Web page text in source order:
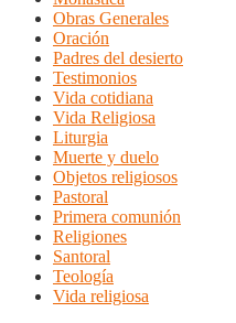
Obras Generales
Oración
Padres del desierto
Testimonios
Vida cotidiana
Vida Religiosa
Liturgia
Muerte y duelo
Objetos religiosos
Pastoral
Primera comunión
Religiones
Santoral
Teología
Vida religiosa